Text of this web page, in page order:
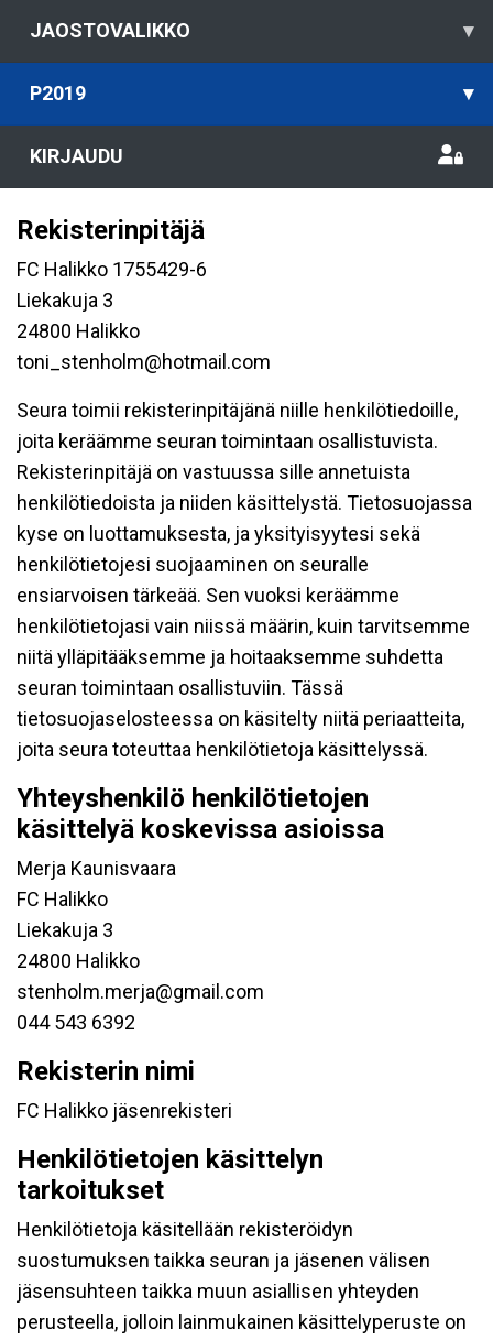
JAOSTOVALIKKO ▾
P2019 ▾
KIRJAUDU
Rekisterinpitäjä
FC Halikko 1755429-6
Liekakuja 3
24800 Halikko
toni_stenholm@hotmail.com
Seura toimii rekisterinpitäjänä niille henkilötiedoille,
joita keräämme seuran toimintaan osallistuvista.
Rekisterinpitäjä on vastuussa sille annetuista
henkilötiedoista ja niiden käsittelystä. Tietosuojassa
kyse on luottamuksesta, ja yksityisyytesi sekä
henkilötietojesi suojaaminen on seuralle
ensiarvoisen tärkeää. Sen vuoksi keräämme
henkilötietojasi vain niissä määrin, kuin tarvitsemme
niitä ylläpitääksemme ja hoitaaksemme suhdetta
seuran toimintaan osallistuviin. Tässä
tietosuojaselosteessa on käsitelty niitä periaatteita,
joita seura toteuttaa henkilötietoja käsittelyssä.
Yhteyshenkilö henkilötietojen
käsittelyä koskevissa asioissa
Merja Kaunisvaara
FC Halikko
Liekakuja 3
24800 Halikko
stenholm.merja@gmail.com
044 543 6392
Rekisterin nimi
FC Halikko jäsenrekisteri
Henkilötietojen käsittelyn
tarkoitukset
Henkilötietoja käsitellään rekisteröidyn
suostumuksen taikka seuran ja jäsenen välisen
jäsensuhteen taikka muun asiallisen yhteyden
perusteella, jolloin lainmukainen käsittelyperuste on